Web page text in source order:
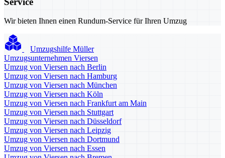
Wir bieten Ihnen einen Rundum-Service für Ihren Umzug
Umzugshilfe Müller
Umzugsunternehmen Viersen
Umzug von Viersen nach Berlin
Umzug von Viersen nach Hamburg
Umzug von Viersen nach München
Umzug von Viersen nach Köln
Umzug von Viersen nach Frankfurt am Main
Umzug von Viersen nach Stuttgart
Umzug von Viersen nach Düsseldorf
Umzug von Viersen nach Leipzig
Umzug von Viersen nach Dortmund
Umzug von Viersen nach Essen